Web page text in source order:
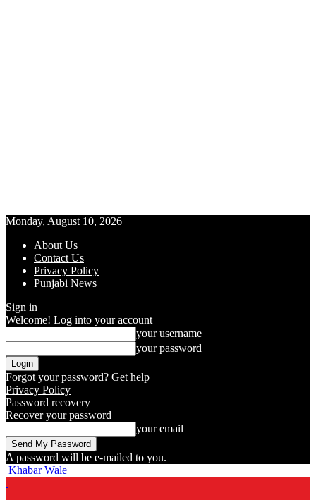
Monday, August 10, 2026
About Us
Contact Us
Privacy Policy
Punjabi News
Sign in
Welcome! Log into your account
your username
your password
Forgot your password? Get help
Privacy Policy
Password recovery
Recover your password
your email
A password will be e-mailed to you.
Khabar Wale